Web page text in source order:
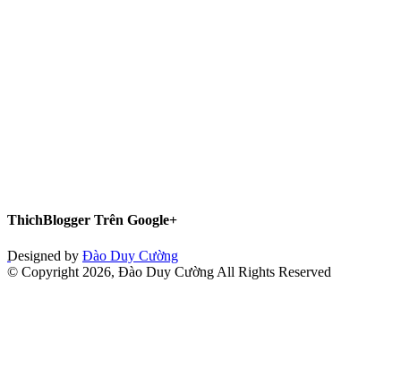
ThichBlogger Trên Google+
Designed by Đào Duy Cường
© Copyright 2026, Đào Duy Cường All Rights Reserved